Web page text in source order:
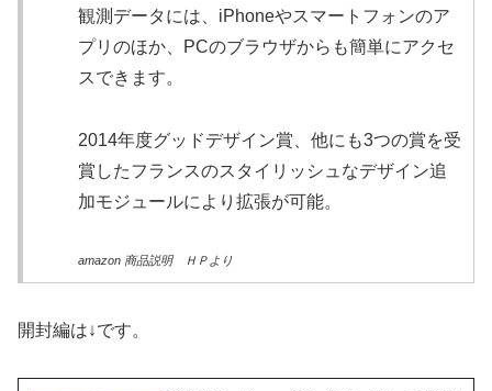
観測データには、iPhoneやスマートフォンのア
プリのほか、PCのブラウザからも簡単にアクセ
スできます。
2014年度グッドデザイン賞、他にも3つの賞を受
賞したフランスのスタイリッシュなデザイン追
加モジュールにより拡張が可能。
amazon 商品説明 ＨＰより
開封編は↓です。